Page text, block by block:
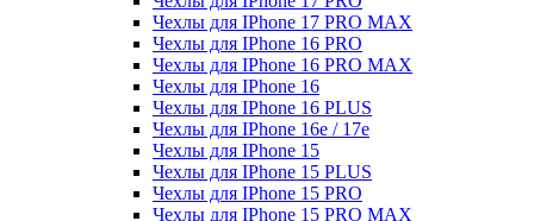
Чехлы для IPhone 17 PRO MAX
Чехлы для IPhone 16 PRO
Чехлы для IPhone 16 PRO MAX
Чехлы для IPhone 16
Чехлы для IPhone 16 PLUS
Чехлы для IPhone 16e / 17e
Чехлы для IPhone 15
Чехлы для IPhone 15 PLUS
Чехлы для IPhone 15 PRO
Чехлы для IPhone 15 PRO MAX